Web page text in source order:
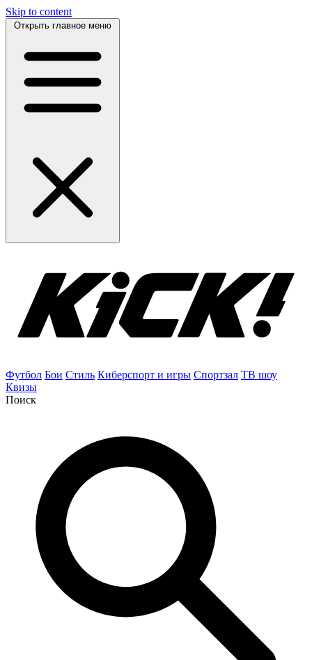
Skip to content
Открыть главное меню
Футбол Бои Стиль Киберспорт и игры Спортзал ТВ шоу
Квизы
Поиск